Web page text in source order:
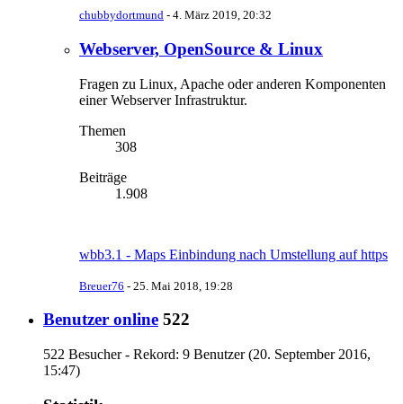
chubbydortmund - 4. März 2019, 20:32
Webserver, OpenSource & Linux
Fragen zu Linux, Apache oder anderen Komponenten
einer Webserver Infrastruktur.
Themen
308
Beiträge
1.908
wbb3.1 - Maps Einbindung nach Umstellung auf https
Breuer76 - 25. Mai 2018, 19:28
Benutzer online 522
522 Besucher - Rekord: 9 Benutzer (20. September 2016,
15:47)